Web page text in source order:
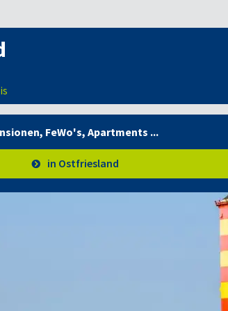
FeWo's, Apartments ...
in Ostfriesland